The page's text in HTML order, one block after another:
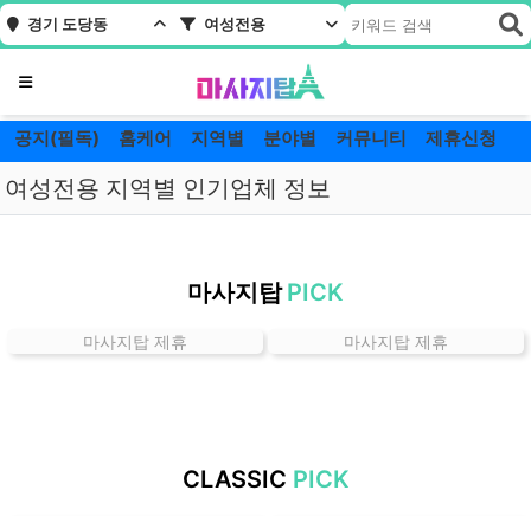
경기 도당동 여성전용
메뉴
공지(필독) 홈케어 지역별 분야별 커뮤니티 제휴신청
여성전용 지역별 인기업체 정보
동
마사지탑 PICK
마사지탑 제휴 마사지탑 제휴
CLASSIC PICK